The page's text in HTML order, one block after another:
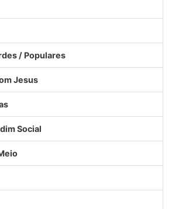
/ Populares
Jesus
Social